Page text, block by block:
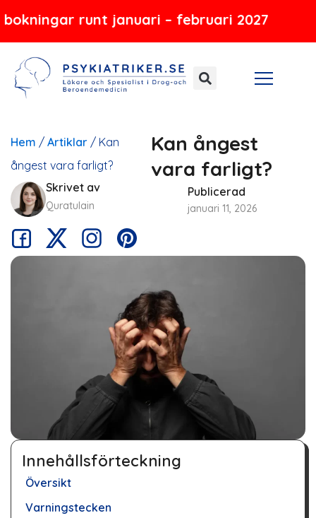
runt januari – februari 2027
Hoppa
innehåll
Hem / Artiklar / Kan
ångest vara farligt?
Kan ångest
vara farligt?
Skrivet av
Quratulain
Publicerad
januari 11, 2026
Innehållsförteckning
Översikt
Varningstecken